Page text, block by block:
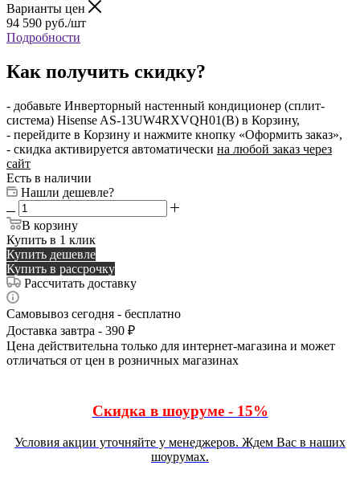
Варианты цен
94 590 руб./шт
Подробности
Как получить скидку?
- добавьте Инверторный настенный кондиционер (сплит-
система) Hisense AS-13UW4RXVQH01(B) в Корзину,
- перейдите в Корзину и нажмите кнопку «Оформить заказ»,
- скидка активируется автоматически на любой заказ через
сайт
Есть в наличии
Нашли дешевле?
В корзину
Купить в 1 клик
Купить дешевле
Купить в рассрочку
Рассчитать доставку
Самовывоз сегодня - бесплатно
Доставка завтра - 390 ₽
Цена действительна только для интернет-магазина и может
отличаться от цен в розничных магазинах
Скидка в шоуруме - 15%
Условия акции уточняйте у менеджеров. Ждем Вас в наших
шоурумах.